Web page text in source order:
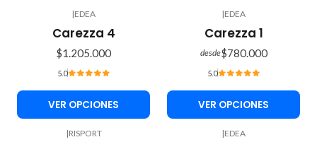
|EDEA
Carezza 4
$1.205.000
5.0
VER OPCIONES
|EDEA
Carezza 1
desde$780.000
5.0
VER OPCIONES
|RISPORT |EDEA